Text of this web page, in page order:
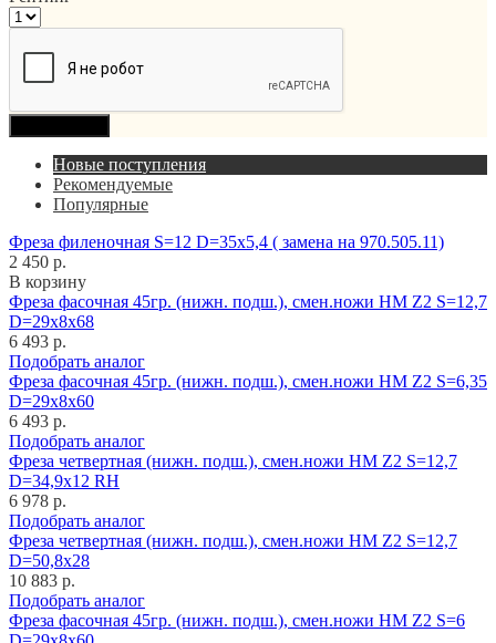
Новые поступления
Рекомендуемые
Популярные
Фреза филеночная S=12 D=35x5,4 ( замена на 970.505.11)
2 450 р.
В корзину
Фреза фасочная 45гр. (нижн. подш.), смен.ножи HM Z2 S=12,7
D=29x8x68
6 493 р.
Подобрать аналог
Фреза фасочная 45гр. (нижн. подш.), смен.ножи HM Z2 S=6,35
D=29x8x60
6 493 р.
Подобрать аналог
Фреза четвертная (нижн. подш.), смен.ножи HM Z2 S=12,7
D=34,9x12 RH
6 978 р.
Подобрать аналог
Фреза четвертная (нижн. подш.), смен.ножи HM Z2 S=12,7
D=50,8x28
10 883 р.
Подобрать аналог
Фреза фасочная 45гр. (нижн. подш.), смен.ножи HM Z2 S=6